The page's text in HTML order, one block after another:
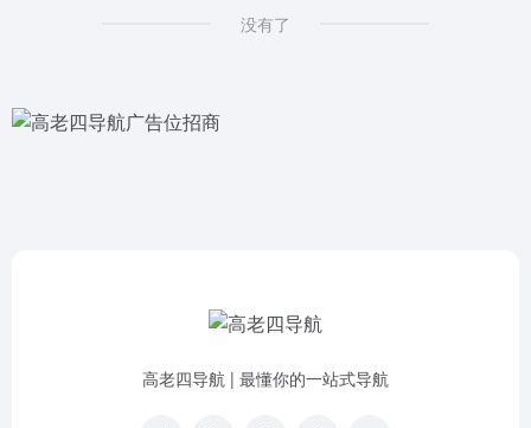
没有了
高老四导航 | 最懂你的一站式导航